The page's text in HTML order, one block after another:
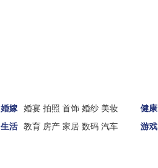
婚嫁 婚宴 拍照 首饰 婚纱 美妆
生活
教育 房产 家居 数码 汽车
健康
游戏